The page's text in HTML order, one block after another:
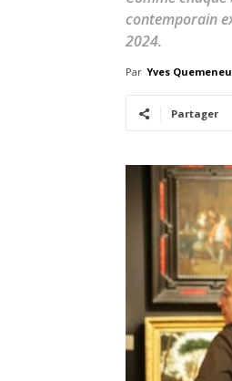
contemporain
2024.
Par Yves
Partager